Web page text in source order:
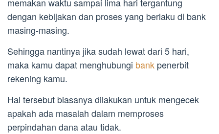
dengan kebijakan dan proses yang berlaku di bank
masing-masing.
Sehingga nantinya jika sudah lewat dari 5 hari,
maka kamu dapat menghubungi bank penerbit
rekening kamu.
Hal tersebut biasanya dilakukan untuk mengecek
apakah ada masalah dalam memproses
perpindahan dana atau tidak.